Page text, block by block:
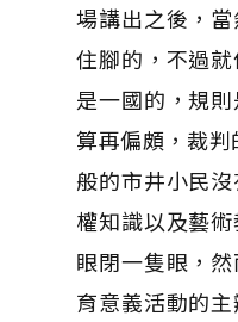
場講出之後，
住腳的，不過
是一國的，規
算再偏頗，裁
般的市井小民
權知識以及藝
眼閉一隻眼，
育意義活動的